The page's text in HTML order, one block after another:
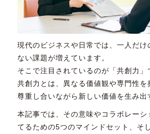
現代のビジネスや日常では、一人だけ
ない課題が増えています。
そこで注目されているのが「共創力」
共創力とは、異なる価値観や専門性を
尊重し合いながら新しい価値を生み出
本記事では、その意味やコラボレーシ
てるための5つのマインドセット、そ